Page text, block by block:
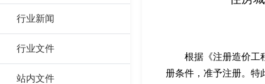
行业新闻
行业文件
站内文件
根据《注册造价工程
册条件，准予注册。特